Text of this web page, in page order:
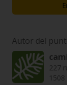
Autor del
227